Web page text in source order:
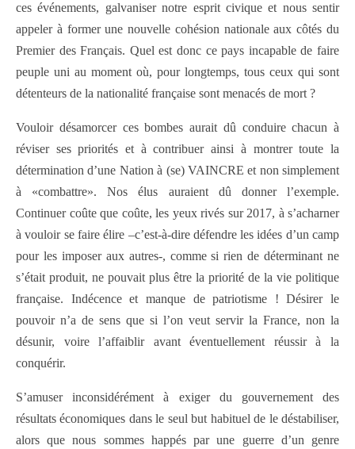
ces événements, galvaniser notre esprit civique et nous sentir
appeler à former une nouvelle cohésion nationale aux côtés du
Premier des Français. Quel est donc ce pays incapable de faire
peuple uni au moment où, pour longtemps, tous ceux qui sont
détenteurs de la nationalité française sont menacés de mort ?
Vouloir désamorcer ces bombes aurait dû conduire chacun à
réviser ses priorités et à contribuer ainsi à montrer toute la
détermination d’une Nation à (se) VAINCRE et non simplement
à «combattre». Nos élus auraient dû donner l’exemple.
Continuer coûte que coûte, les yeux rivés sur 2017, à s’acharner
à vouloir se faire élire –c’est-à-dire défendre les idées d’un camp
pour les imposer aux autres-, comme si rien de déterminant ne
s’était produit, ne pouvait plus être la priorité de la vie politique
française. Indécence et manque de patriotisme ! Désirer le
pouvoir n’a de sens que si l’on veut servir la France, non la
désunir, voire l’affaiblir avant éventuellement réussir à la
conquérir.
S’amuser inconsidérément à exiger du gouvernement des
résultats économiques dans le seul but habituel de le déstabiliser,
alors que nous sommes happés par une guerre d’un genre